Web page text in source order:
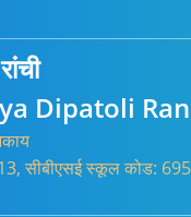
Dipatoli
सीबीएसई स्कूल कोड: